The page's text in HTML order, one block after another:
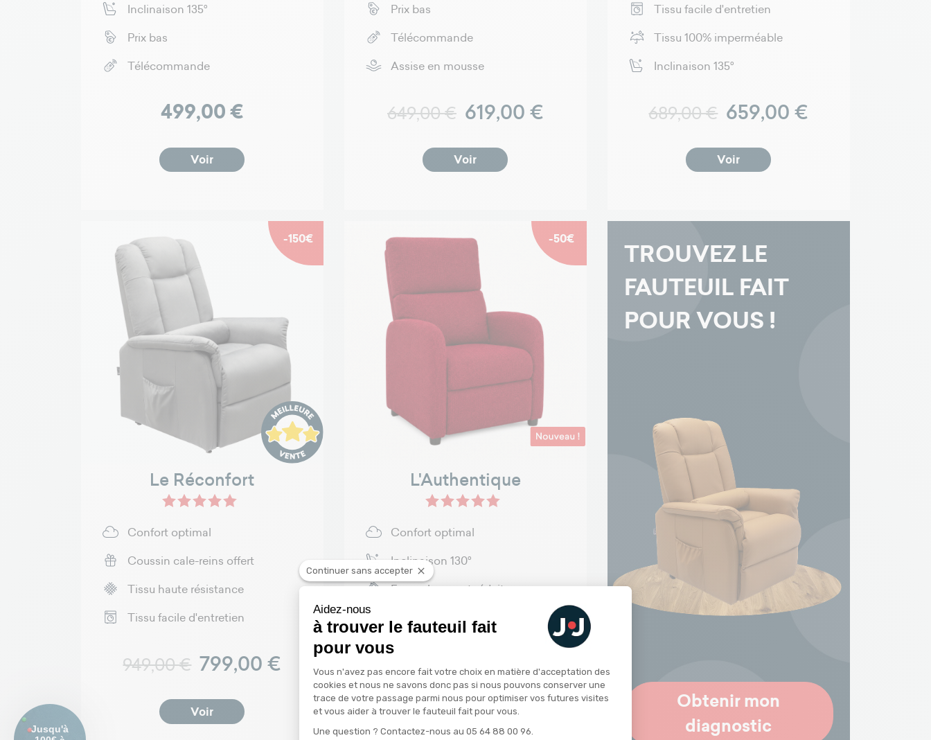
Inclinaison 135°
Prix bas
Télécommande
Prix
499,00 €
Voir
Prix bas
Télécommande
Assise en mousse
Prix normal
649,00 € Prix
619,00 €
Voir
Tissu facile d'entretien
Tissu 100% imperméable
Inclinaison 135°
Prix normal
689,00 € Prix
659,00 €
Voir
Gris - Velours R+ - Réconfort
Gris clair - Velours R+
Marron - Cuir - Réconfort
Noir - Cuir - Réconfort
Le Réconfort
Confort optimal
Coussin cale-reins offert
Tissu haute résistance
Tissu facile d'entretien
Prix normal
949,00 € Prix
799,00 €
Voir
-150€
L'Authentique
Confort optimal
Inclinaison 130°
Encombrement réduit
Télécommande
Prix normal
899,00 € 849,00 €
Voir
-50€
TROUVEZ LE
FAUTEUIL FAIT
POUR VOUS !
Obtenir mon
diagnostic
Continuer sans accepter
Aidez-nous
à trouver le fauteuil fait
pour vous
Plateforme de Gestion du Consentement : Personnalisez vos Options
Vous n'avez pas encore fait votre choix en matière d'acceptation des
cookies et nous ne savons donc pas si nous pouvons conserver une
trace de votre passage parmi nous pour optimiser vos futures visites
et vous aider à trouver le fauteuil fait pour vous.
Une question ? Contactez-nous au 05 64 88 00 96.
Axeptio consent
Jusqu'à